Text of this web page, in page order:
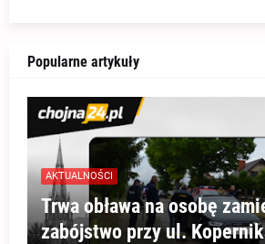
Popularne artykuły
AKTUALNOŚCI
Trwa obława na osobę
zabójstwo przy ul.